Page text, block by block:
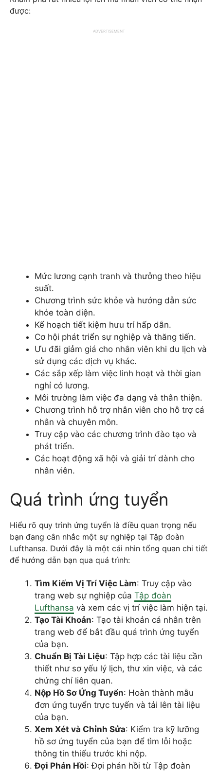
được:
ADVERTISEMENT
Mức lương cạnh tranh và thưởng theo hiệu
suất.
Chương trình sức khỏe và hướng dẫn sức
khỏe toàn diện.
Kế hoạch tiết kiệm hưu trí hấp dẫn.
Cơ hội phát triển sự nghiệp và thăng tiến.
Ưu đãi giảm giá cho nhân viên khi du lịch và
sử dụng các dịch vụ khác.
Các sắp xếp làm việc linh hoạt và thời gian
nghỉ có lương.
Môi trường làm việc đa dạng và thân thiện.
Chương trình hỗ trợ nhân viên cho hỗ trợ cá
nhân và chuyên môn.
Truy cập vào các chương trình đào tạo và
phát triển.
Các hoạt động xã hội và giải trí dành cho
nhân viên.
Quá trình ứng tuyển
Hiểu rõ quy trình ứng tuyển là điều quan trọng nếu
bạn đang cân nhắc một sự nghiệp tại Tập đoàn
Lufthansa. Dưới đây là một cái nhìn tổng quan chi tiết
để hướng dẫn bạn qua quá trình:
Tìm Kiếm Vị Trí Việc Làm: Truy cập vào
trang web sự nghiệp của Tập đoàn
Lufthansa và xem các vị trí việc làm hiện tại.
Tạo Tài Khoản: Tạo tài khoản cá nhân trên
trang web để bắt đầu quá trình ứng tuyển
của bạn.
Chuẩn Bị Tài Liệu: Tập hợp các tài liệu cần
thiết như sơ yếu lý lịch, thư xin việc, và các
chứng chỉ liên quan.
Nộp Hồ Sơ Ứng Tuyển: Hoàn thành mẫu
đơn ứng tuyển trực tuyến và tải lên tài liệu
của bạn.
Xem Xét và Chỉnh Sửa: Kiểm tra kỹ lưỡng
hồ sơ ứng tuyển của bạn để tìm lỗi hoặc
thông tin thiếu trước khi nộp.
Đợi Phản Hồi: Đợi phản hồi từ Tập đoàn